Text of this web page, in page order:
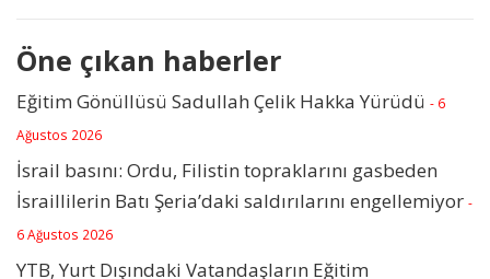
Öne çıkan haberler
Eğitim Gönüllüsü Sadullah Çelik Hakka Yürüdü - 6
Ağustos 2026
İsrail basını: Ordu, Filistin topraklarını gasbeden
İsraillilerin Batı Şeria’daki saldırılarını engellemiyor -
6 Ağustos 2026
YTB, Yurt Dışındaki Vatandaşların Eğitim